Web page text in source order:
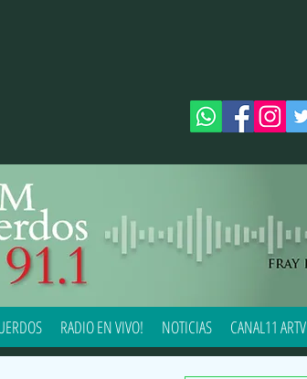
RADIO EN VIVO! NOTICIAS CANAL11 ARTV